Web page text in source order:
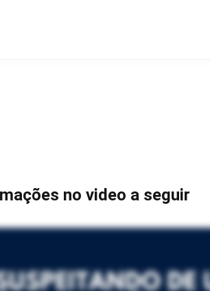
no video a seguir